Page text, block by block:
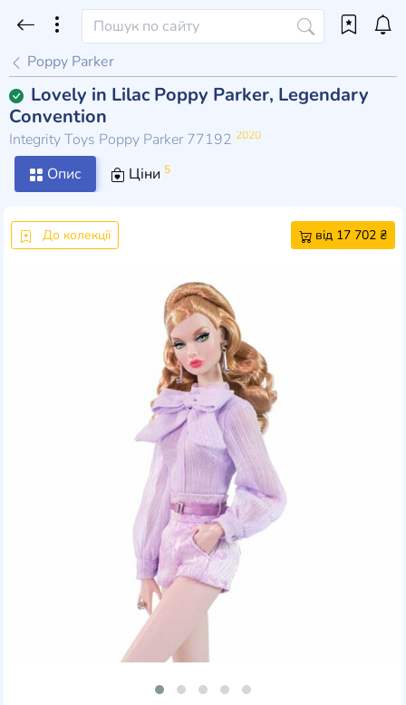
Poppy Parker
Lovely in Lilac Poppy Parker, Legendary
Convention
Integrity Toys Poppy Parker 77192 2020
Опис Ціни 5
До колекції від 17 702 ₴